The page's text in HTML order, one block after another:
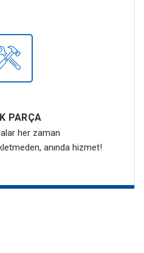
PARÇA
her zaman
anında hizmet!